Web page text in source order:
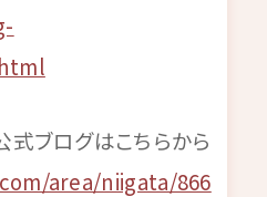
式ブログはこちらから
area/niigata/866